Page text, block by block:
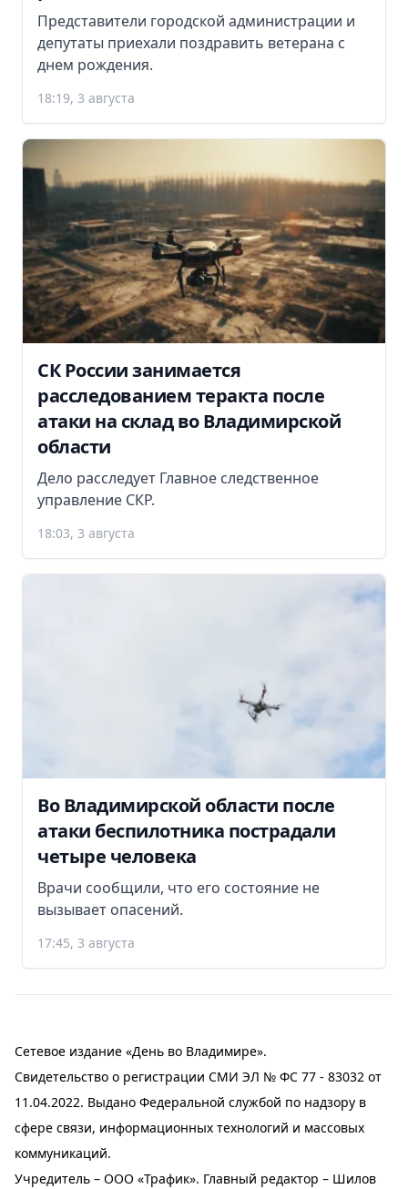
Представители городской администрации и
депутаты приехали поздравить ветерана с
днем рождения.
18:19, 3 августа
СК России занимается
расследованием теракта после
атаки на склад во Владимирской
области
Дело расследует Главное следственное
управление СКР.
18:03, 3 августа
Во Владимирской области после
атаки беспилотника пострадали
четыре человека
Врачи сообщили, что его состояние не
вызывает опасений.
17:45, 3 августа
Сетевое издание «День во Владимире».
Свидетельство о регистрации СМИ ЭЛ № ФС 77 - 83032 от
11.04.2022. Выдано Федеральной службой по надзору в
сфере связи, информационных технологий и массовых
коммуникаций.
Учредитель – ООО «Трафик». Главный редактор – Шилов